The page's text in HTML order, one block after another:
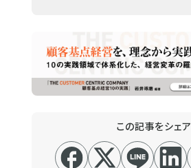
この記事をシェア